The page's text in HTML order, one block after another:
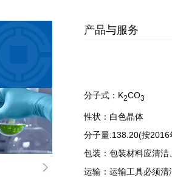
产品与服务
分子式：K2CO3
性状：白色晶体
分子量:138.20(按
包装：包装材料应清
运输：运输工具必须